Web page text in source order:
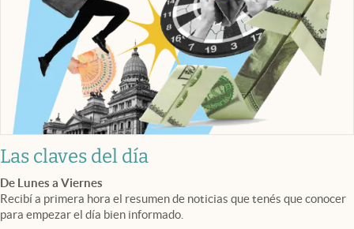
Las claves del día
De Lunes a Viernes
Recibí a primera hora el resumen de noticias que tenés que conocer
para empezar el día bien informado.